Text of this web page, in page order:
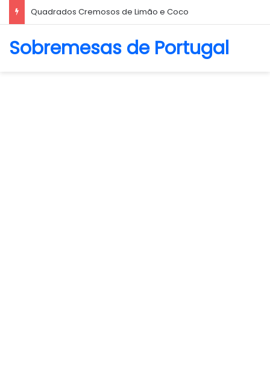
Quadrados Cremosos de Limão e Coco
Sobremesas de Portugal